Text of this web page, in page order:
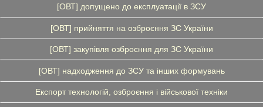
[ОВТ] допущено до експлуатації в ЗСУ
[ОВТ] прийняття на озброєння ЗС України
[ОВТ] закупівля озброєння для ЗС України
[ОВТ] надходження до ЗСУ та інших формувань
Експорт технологій, озброєння і військової техніки